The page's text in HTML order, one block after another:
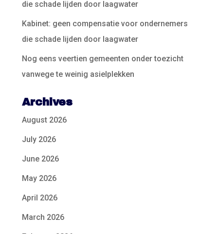
die schade lijden door laagwater
Kabinet: geen compensatie voor ondernemers
die schade lijden door laagwater
Nog eens veertien gemeenten onder toezicht
vanwege te weinig asielplekken
Archives
August 2026
July 2026
June 2026
May 2026
April 2026
March 2026